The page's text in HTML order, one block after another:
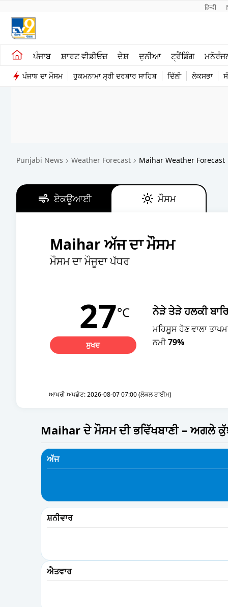
हिन्दी
ਪੰਜਾਬ ਸ਼ਾਰਟ ਵੀਡੀਓਜ਼ ਦੇਸ਼ ਦੁਨੀਆ ਟ੍ਰੈਂਡਿੰਗ
ਪੰਜਾਬ ਦਾ ਮੌਸਮ ਹੁਕਮਨਾਮਾ ਸ੍ਰੀ ਦਰਬਾਰ ਸਾਹਿਬ ਦਿੱਲੀ ਲੋਕਸਭਾ
ਖੇਤੀਬਾੜੀ
ਸ਼ਾਰਟ ਵੀਡੀਓਜ਼
ਮਨੋਰੰਜਨ
Punjabi News Weather Forecast Maihar Weather Forecast
ਏਕਊਆਈ ਮੌਸਮ
Maihar ਅੱਜ ਦਾ ਮੌਸਮ
ਮੌਸਮ ਦਾ ਮੌਜੂਦਾ ਪੱਧਰ
27°C
ਸੁਖਦ
ਨੇੜੇ ਤੇੜੇ ਹਲਕੀ
ਮਹਿਸੂਸ ਹੋਣ ਵਾਲਾ
ਨਮੀ79%
ਆਖਰੀ ਅਪਡੇਟ: 2026-08-07 07:00 (ਲੋਕਲ ਟਾਈਮ)
Maihar ਦੇ ਮੌਸਮ ਦੀ ਭਵਿੱਖਬਾਣੀ – ਅਗਲੇ
ਅੱਜ
ਸ਼ਨੀਵਾਰ
ਐਤਵਾਰ